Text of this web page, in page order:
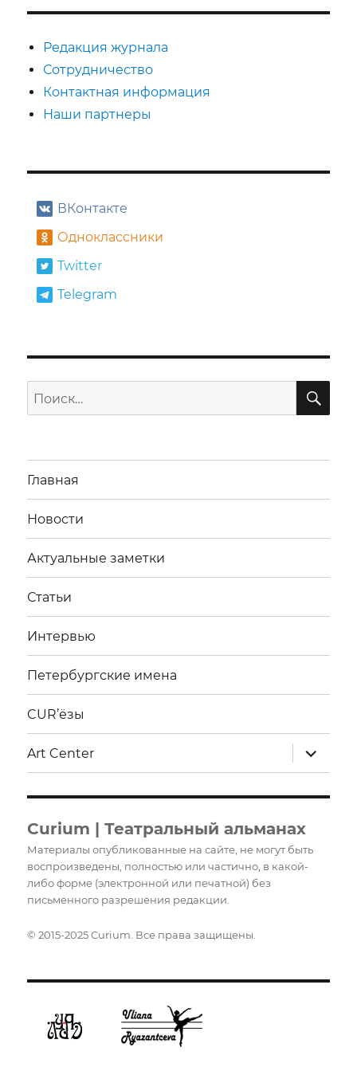
Редакция журнала
Сотрудничество
Контактная информация
Наши партнеры
ВКонтакте
Одноклассники
Twitter
Telegram
Искать:
Главная
Новости
Актуальные заметки
Статьи
Интервью
Петербургские имена
CUR’ёзы
Art Center
меню
Curium | Театральный альманах
Материалы опубликованные на сайте, не могут быть
воспроизведены, полностью или частично, в какой-
либо форме (электронной или печатной) без
письменного разрешения редакции.
© 2015-2025 Curium. Все права защищены.